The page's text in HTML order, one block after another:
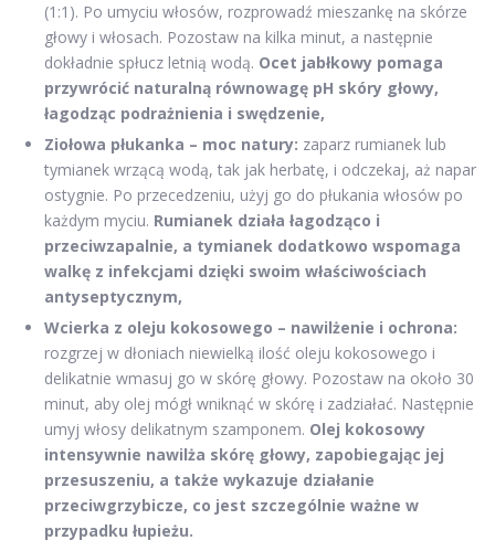
(1:1). Po umyciu włosów, rozprowadź mieszankę na skórze
głowy i włosach. Pozostaw na kilka minut, a następnie
dokładnie spłucz letnią wodą. Ocet jabłkowy pomaga
przywrócić naturalną równowagę pH skóry głowy,
łagodząc podrażnienia i swędzenie,
Ziołowa płukanka – moc natury: zaparz rumianek lub
tymianek wrzącą wodą, tak jak herbatę, i odczekaj, aż napar
ostygnie. Po przecedzeniu, użyj go do płukania włosów po
każdym myciu. Rumianek działa łagodząco i
przeciwzapalnie, a tymianek dodatkowo wspomaga
walkę z infekcjami dzięki swoim właściwościach
antyseptycznym,
Wcierka z oleju kokosowego – nawilżenie i ochrona:
rozgrzej w dłoniach niewielką ilość oleju kokosowego i
delikatnie wmasuj go w skórę głowy. Pozostaw na około 30
minut, aby olej mógł wniknąć w skórę i zadziałać. Następnie
umyj włosy delikatnym szamponem. Olej kokosowy
intensywnie nawilża skórę głowy, zapobiegając jej
przesuszeniu, a także wykazuje działanie
przeciwgrzybicze, co jest szczególnie ważne w
przypadku łupieżu.